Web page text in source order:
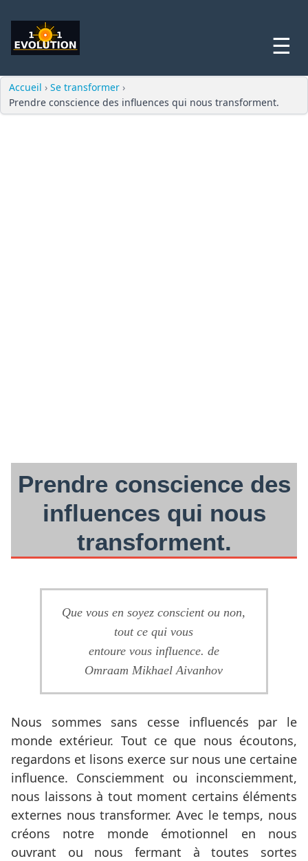
☰
Accueil › Se transformer ›
Prendre conscience des influences qui nous transforment.
Prendre conscience des
influences qui nous
transforment.
Que vous en soyez conscient ou non,
tout ce qui vous
entoure vous influence. de
Omraam Mikhael Aivanhov
Nous sommes sans cesse influencés par le
monde extérieur. Tout ce que nous écoutons,
regardons et lisons exerce sur nous une certaine
influence. Consciemment ou inconsciemment,
nous laissons à tout moment certains éléments
externes nous transformer. Avec le temps, nous
créons notre monde émotionnel en nous
ouvrant ou nous fermant à toutes sortes